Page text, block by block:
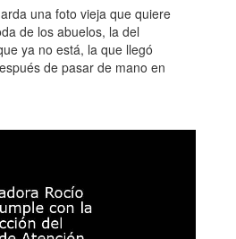
una foto vieja que quiere
de los abuelos, la del
ya no está, la que llegó
de pasar de mano en